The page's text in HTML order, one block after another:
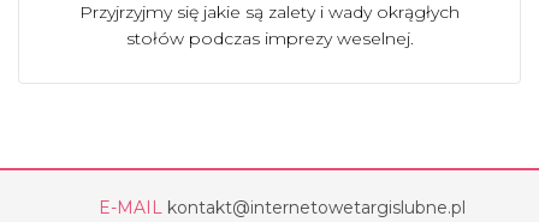
Przyjrzyjmy się jakie są zalety i wady okrągłych
stołów podczas imprezy weselnej.
E-MAIL kontakt@internetowetargislubne.pl